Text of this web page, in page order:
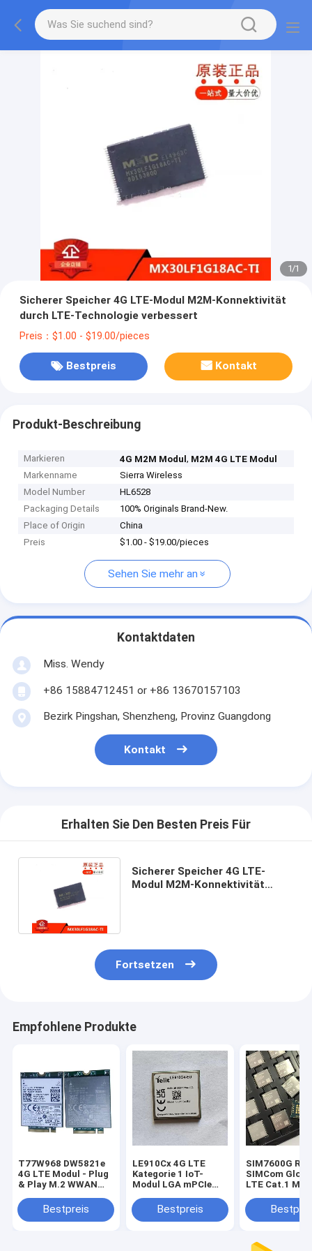
1/1
Sicherer Speicher 4G LTE-Modul M2M-Konnektivität
durch LTE-Technologie verbessert
Preis：$1.00 - $19.00/pieces
Bestpreis Kontakt
Produkt-Beschreibung
Markieren 4G M2M Modul, M2M 4G LTE Modul
Markenname
Sierra Wireless
Model Number
HL6528
Packaging Details
100% Originals Brand-New.
Place of Origin
China
Preis
$1.00 - $19.00/pieces
Sehen Sie mehr an
Kontaktdaten
Miss. Wendy
+86 15884712451 or +86 13670157103
Bezirk Pingshan, Shenzheng, Provinz Guangdong
Kontakt
Erhalten Sie Den Besten Preis Für
Sicherer Speicher 4G LTE-
Modul M2M-Konnektivität
Fortsetzen
Empfohlene Produkte
T77W968 DW5821e
4G LTE Modul - Plug
& Play M.2 WWAN
(T77W968)
Qualcomm X20 LTE
Bestpreis
LE910Cx 4G LTE
Kategorie 1 IoT-
Modul LGA mPCIe
Kategorie 1 Modul
LE910C1-EU mit
Bestpreis
SIM7600G R2
SIMCom
LTE Cat.1
GNSS